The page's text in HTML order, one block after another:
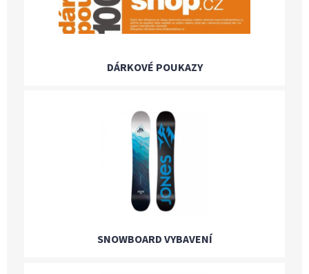
DÁRKOVÉ POUKAZY
SNOWBOARD VYBAVENÍ